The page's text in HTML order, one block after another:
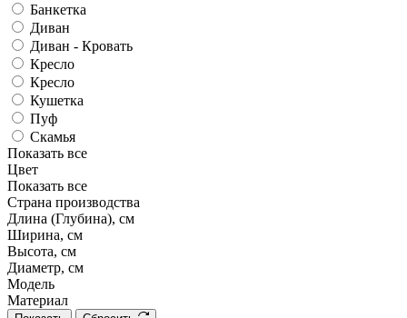
Банкетка
Диван
Диван - Кровать
Кресло
Кресло
Кушетка
Пуф
Скамья
Показать все
Цвет
Показать все
Страна производства
Длина (Глубина), см
Ширина, см
Высота, см
Диаметр, см
Модель
Материал